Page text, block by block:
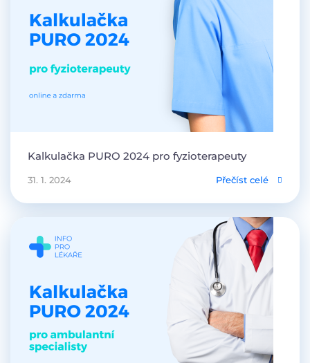
Kalkulačka PURO 2024 pro fyzioterapeuty
31. 1. 2024 Přečíst celé